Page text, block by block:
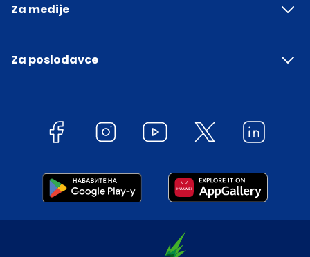
Za medije
Za poslodavce